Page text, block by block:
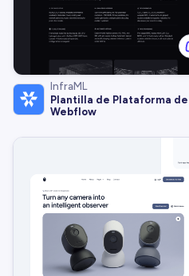
InfraML
Plantilla de Plataforma de
Webflow